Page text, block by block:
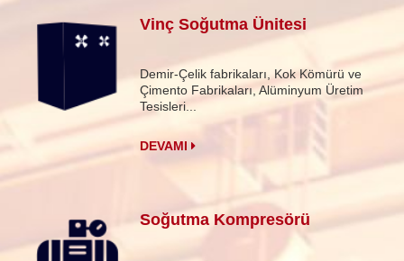
Vinç Soğutma Ünitesi
Demir-Çelik fabrikaları, Kok Kömürü ve
Çimento Fabrikaları, Alüminyum Üretim
Tesisleri...
DEVAMI
Soğutma Kompresörü